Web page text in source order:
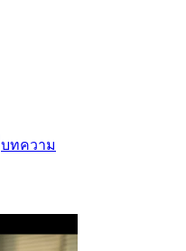
บทความ